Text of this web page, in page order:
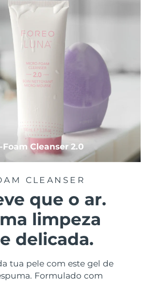
Foam Cleanser 2.0
CLEANSER
que o ar.
limpeza
delicada.
tua pele com este gel de
Formulado com